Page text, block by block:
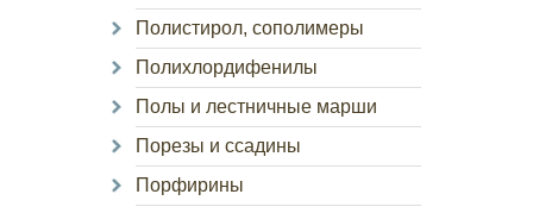
Полистирол, сополимеры
Полихлордифенилы
Полы и лестничные марши
Порезы и ссадины
Порфирины